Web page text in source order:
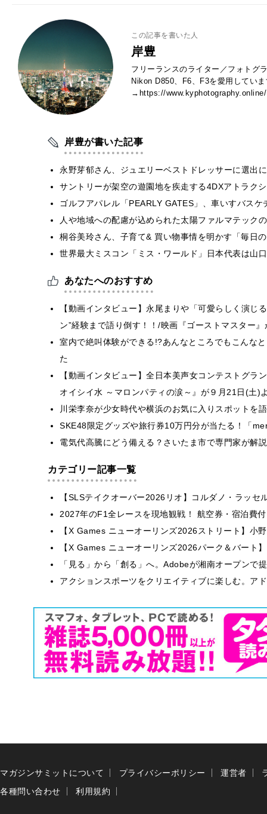
この記事を書いた人
岸豊
フリーランスのライター／フォトグ
Nikon D850、F6、F3を愛用してい
→https://www.kyphotography.online/
岸豊が書いた記事
永野芽郁さん、ジュエリーベストドレッサーに選出
サントリーが架空の遊園地を疾走する4DXアトラク
ゴルフアパレル「PEARLY GATES」、車いすバス
人や地域への配慮が込められた太陽ファルマテック
桐谷美玲さん、子育て& 買い物事情を明かす「毎
世界最大ミスコン「ミス・ワールド」日本代表は山
あなたへのおすすめ
【動画インタビュー】永尾まりや「可愛らしく演じ
ン”経験まで語り倒す！！/映画『ゴーストマスター
室内で絶叫体験ができる!?あんなところでもこんな
た
【動画インタビュー】全日本美声女コンテストグラ
オイシイ水 ～マロンパティの涙～』が９月21日(土)
川栄李奈が少女時代や横浜のお気に入りスポットを
SKE48限定グッズや旅行券10万円分が当たる！「
電気代高騰にどう備える？さいたま市で専門家が解
カテゴリー記事一覧
【SLSテイクオーバー2026リオ】コルダノ・ラッ
2027年のF1全レースを現地観戦！ 航空券・宿泊費
【X Games ニューオーリンズ2026ストリート】小
【X Games ニューオーリンズ2026パーク＆バート
「見る」から「創る」へ。Adobeが湘南オープンで
アクションスポーツをクリエイティブに楽しむ。ア
マガジンサミットについて プライバシーポリシー 運営者
各種問い合わせ
利用規約